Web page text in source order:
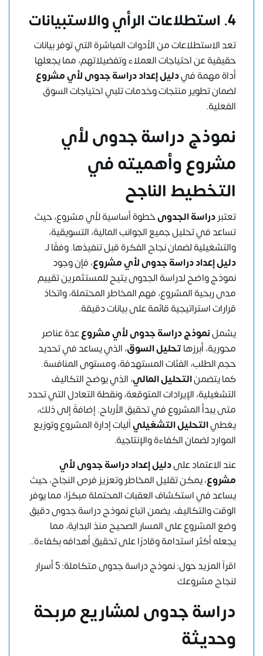
4. استطلاعات الرأي والاستبيانات
تعد الاستطلاعات من الأدوات المباشرة التي توفر بيانات
حقيقية عن احتياجات العملاء وتفضيلاتهم، مما يجعلها
أداة مهمة فيدليل إعداد دراسة جدوى لأي مشروع
لضمان تطوير منتجات وخدمات تلبي احتياجات السوق
الفعلية.
نموذج دراسة جدوى لأي
مشروع وأهميته في
التخطيط الناجح
تعتبردراسة الجدوىخطوة أساسية لأي مشروع، حيث
تساعد في تحليل جميع الجوانب المالية، التسويقية،
والتشغيلية لضمان نجاح الفكرة قبل تنفيذها. وفقًا لـ
دليل إعداد دراسة جدوى لأي مشروع، فإن وجود
نموذج واضح لدراسة الجدوى يتيح للمستثمرين تقييم
مدى ربحية المشروع، فهم المخاطر المحتملة، واتخاذ
قرارات استراتيجية قائمة على بيانات دقيقة.
يشملنموذج دراسة جدوى لأي مشروععدة عناصر
محورية، أبرزهاتحليل السوق، الذي يساعد في تحديد
حجم الطلب، الفئات المستهدفة، ومستوى المنافسة.
كما يتضمنالتحليل المالي، الذي يوضح التكاليف
التشغيلية، الإيرادات المتوقعة، ونقطة التعادل التي تحدد
متى يبدأ المشروع في تحقيق الأرباح. إضافةً إلى ذلك،
يغطيالتحليل التشغيليآليات إدارة المشروع وتوزيع
الموارد لضمان الكفاءة والإنتاجية.
عند الاعتماد علىدليل إعداددراسة جدوىلأي
مشروع، يمكن تقليل المخاطر وتعزيز فرص النجاح، حيث
يساعد في استكشاف العقبات المحتملة مبكرًا، مما يوفر
الوقت والتكاليف. يضمن اتباع نموذج دراسة جدوى دقيق
وضع المشروع على المسار الصحيح منذ البداية، مما
يجعله أكثر استدامة وقادرًا على تحقيق أهدافه بكفاءة..
اقرآ المزيد حول:
نموذج دراسة جدوى متكاملة: 5 أسرار
لنجاح مشروعك
دراسة جدوى لمشاريع مربحة
وحديثة